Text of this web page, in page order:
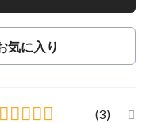
気に入り
(3)